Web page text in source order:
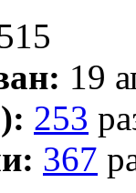
19
253
367